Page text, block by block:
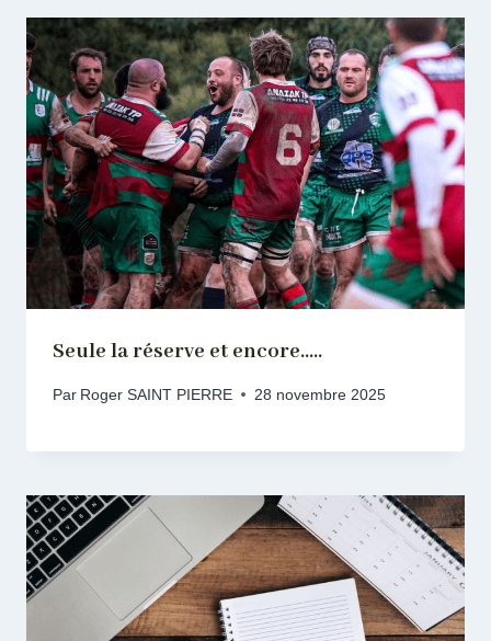
Seule la réserve et encore…..
Par Roger SAINT PIERRE 28 novembre 2025